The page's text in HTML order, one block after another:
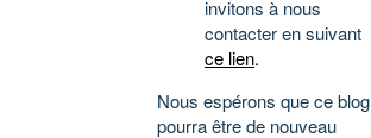
invitons à nous
contacter en suivant
ce lien.
Nous espérons que ce blog
pourra être de nouveau